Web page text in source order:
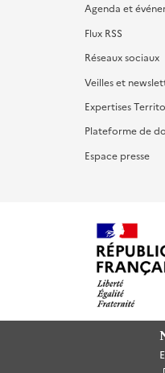
Agenda et
Flux RSS
Réseaux sociaux
Veilles et
Expertises
Plateforme de
Espace presse